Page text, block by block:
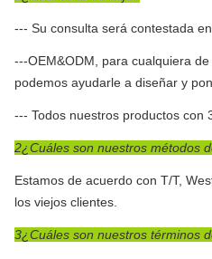
--- Su consulta será contestada
---OEM&ODM, para cualquiera
podemos ayudarle a diseñar y
--- Todos nuestros productos con
2¿Cuáles son nuestros métodos
Estamos de acuerdo con T/T,
los viejos clientes.
3¿Cuáles son nuestros términos